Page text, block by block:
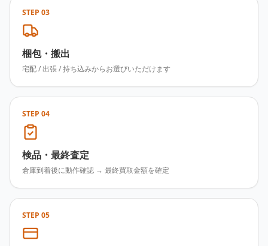
STEP 03
梱包・搬出
宅配 / 出張 / 持ち込みからお選びいただけます
STEP 04
検品・最終査定
倉庫到着後に動作確認 → 最終買取金額を確定
STEP 05